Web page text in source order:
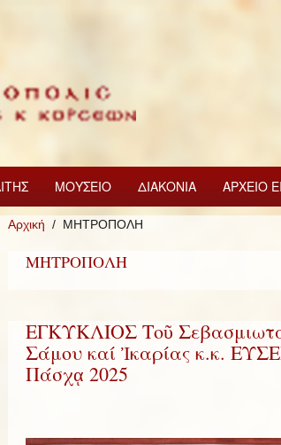
ΜΟΥΣΕΙΟ ΔΙΑΚΟΝΙΑ ΑΡΧΕΙΟ
Αρχική ΜΗΤΡΟΠΟΛΗ
ΜΗΤΡΟΠΟΛΗ
ΕΓΚΥΚΛΙΟΣ Τοῦ
Σάμου καί Ἰκαρίας κ.κ.
Πάσχᾳ 2025